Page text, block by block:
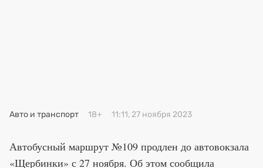
Авто и транспорт 18+ 11:11, 27 ноября 2023
Автобусный маршрут №109 продлен до автовокзала
«Щербинки» с 27 ноября. Об этом сообщила